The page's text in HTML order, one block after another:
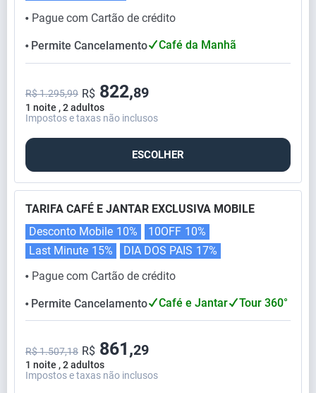
⬤ Pague com Cartão de crédito
⬤ Permite Cancelamento Café da Manhã
1 noite , 2 adultos
R$ 1.295,99 R$ 822,89
Impostos e taxas não inclusos
ESCOLHER
TARIFA CAFÉ E JANTAR EXCLUSIVA MOBILE
⬤ Pague com Cartão de crédito
Desconto Mobile 10% 10OFF 10%
Last Minute 15% DIA DOS PAIS 17%
⬤ Permite Cancelamento Café e Jantar Tour 360°
1 noite , 2 adultos
R$ 1.507,18 R$ 861,29
Impostos e taxas não inclusos